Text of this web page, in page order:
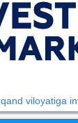
viloyatiga